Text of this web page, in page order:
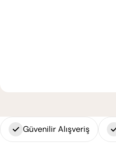
Güvenilir Alışveriş